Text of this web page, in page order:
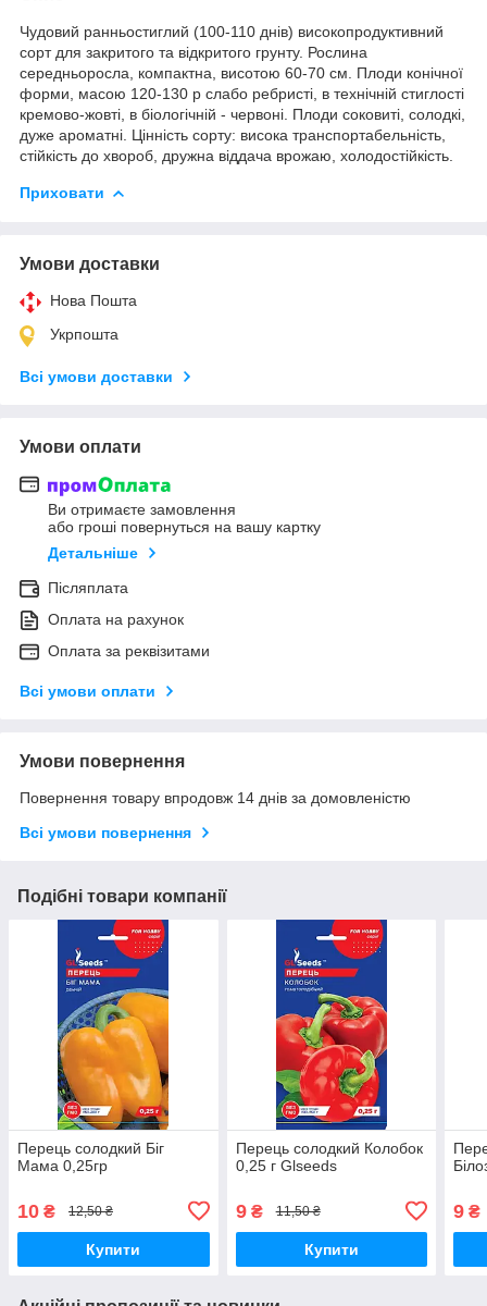
Чудовий ранньостиглий (100-110 днів) високопродуктивний
сорт для закритого та відкритого грунту. Рослина
середньоросла, компактна, висотою 60-70 см. Плоди конічної
форми, масою 120-130 р слабо ребристі, в технічній стиглості
кремово-жовті, в біологічній - червоні. Плоди соковиті, солодкі,
дуже ароматні. Цінність сорту: висока транспортабельність,
стійкість до хвороб, дружна віддача врожаю, холодостійкість.
Приховати
Умови доставки
Нова Пошта
Укрпошта
Всі умови доставки
Умови оплати
Ви отримаєте замовлення
або гроші повернуться на вашу картку
Детальніше
Післяплата
Оплата на рахунок
Оплата за реквізитами
Всі умови оплати
Умови повернення
Повернення товару впродовж 14 днів за домовленістю
Всі умови повернення
Подібні товари компанії
Перець солодкий Біг
Мама 0,25гр
10 ₴ 12,50 ₴
Купити
Перець солодкий Колобок
0,25 г Glseeds
9₴ 11,50 ₴
Купити
9 ₴